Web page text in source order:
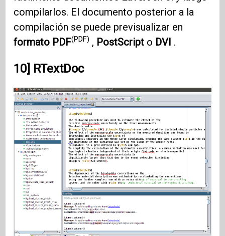
compilarlos. El documento posterior a la
compilación se puede previsualizar en
formato PDF(PDF) , PostScript o DVI .
10] RTextDoc